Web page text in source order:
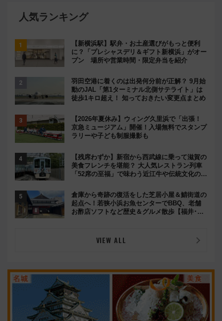
人気ランキング
【新横浜駅】駅弁・お土産選びがもっと便利
に？「プレシャスデリ＆ギフト新横浜」がオー
プン 場所や営業時間・限定弁当を紹介
羽田空港に着くのは出発何分前が正解？ 9月始
動のJAL「第1ターミナル北側サテライト」は
徒歩1キロ超え！ 知っておきたい変更点まとめ
【2026年夏休み】ウィング久里浜で「出張！
京急ミュージアム」開催！入場無料でスタンプ
ラリーや子ども制服撮影も
【残席わずか】新宿から西武線に乗って滋賀の
美食フレンチを堪能？ 大人気レストラン列車
「52席の至福」で味わう近江牛や伝統文化の特
倉庫から奇跡の復活をした芝居小屋＆鯖街道の
起点へ！若狭小浜お魚センターでBBQ、老舗
お酢店ソフトなど歴史＆グルメ散歩【福井･小
VIEW ALL